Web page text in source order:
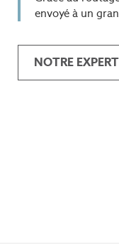
envoyé à un
NOTRE